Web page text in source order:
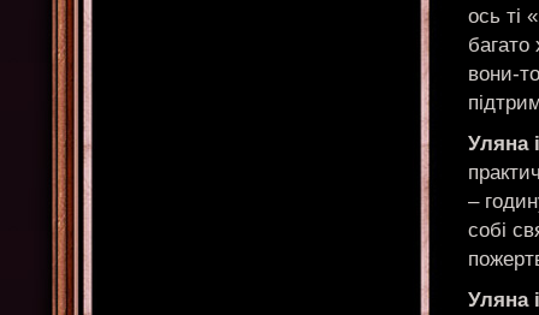
ось ті
вони-
Уляна
–
собі
Уляна